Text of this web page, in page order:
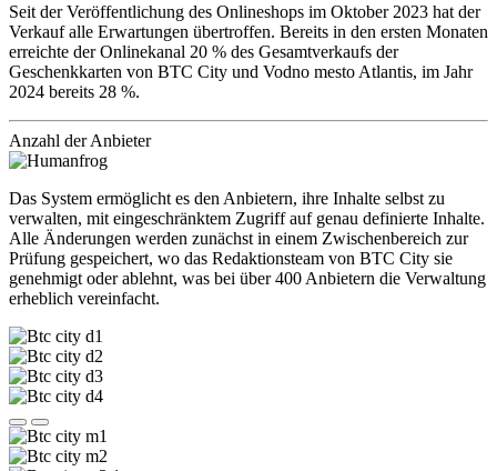
Seit der Veröffentlichung des Onlineshops im Oktober 2023 hat der
Verkauf alle Erwartungen übertroffen. Bereits in den ersten Monaten
erreichte der Onlinekanal 20 % des Gesamtverkaufs der
Geschenkkarten von BTC City und Vodno mesto Atlantis, im Jahr
2024 bereits 28 %.
Anzahl der Anbieter
Das System ermöglicht es den Anbietern, ihre Inhalte selbst zu
verwalten, mit eingeschränktem Zugriff auf genau definierte Inhalte.
Alle Änderungen werden zunächst in einem Zwischenbereich zur
Prüfung gespeichert, wo das Redaktionsteam von BTC City sie
genehmigt oder ablehnt, was bei über 400 Anbietern die Verwaltung
erheblich vereinfacht.